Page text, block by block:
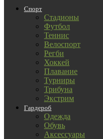
Спорт
Стадионы
Футбол
Теннис
Велоспорт
Регби
Хоккей
Плавание
Турниры
Трибуна
Экстрим
Гардероб
Одежда
Обувь
Аксессуары